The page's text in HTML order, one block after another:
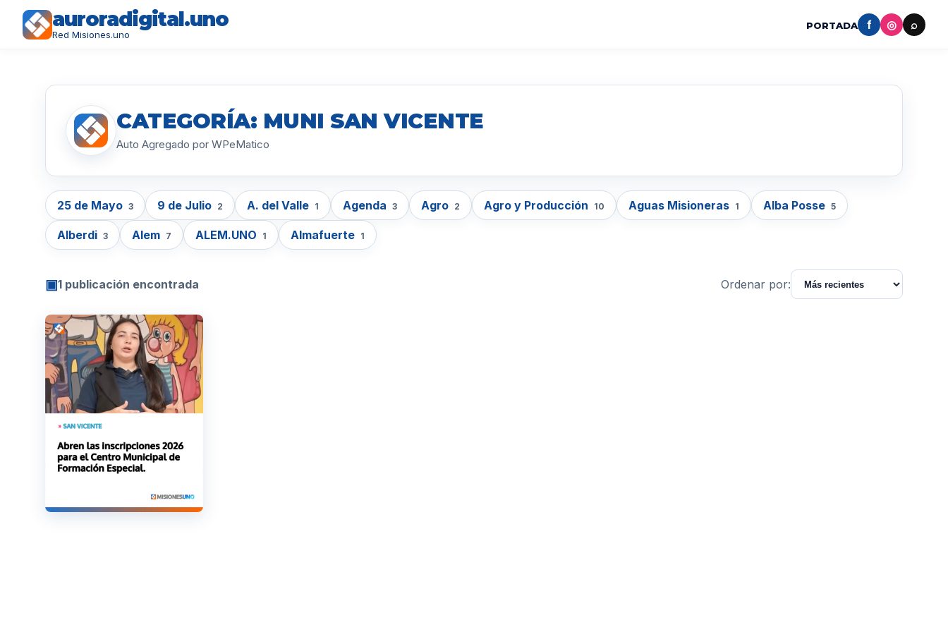
auroradigital.uno
Red Misiones.uno
PORTADA f ◎ ⌕
CATEGORÍA: MUNI SAN VICENTE
Auto Agregado por WPeMatico
25 de Mayo 3 9 de Julio 2 A. del Valle 1 Agenda 3 Agro 2 Agro y Producción 10 Aguas Misioneras 1 Alba Posse 5
Alberdi 3 Alem 7 ALEM.UNO 1 Almafuerte 1
▣1 publicación encontrada Ordenar por: